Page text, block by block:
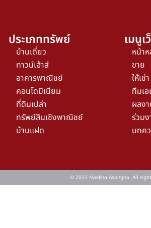
ประเภททรัพย์
บ้านเดี่ยว
ทาวน์เฮ้าส์
อาคารพาณิชย์
คอนโดมิเนียม
ที่ดินเปล่า
ทรัพย์สินเชิงพาณิชย์
บ้านแฝด
เมนูเ
หน้า
ขาย
ให้เช่า
ทีมเ
ผลง
ร่วมง
บทค
© 2023 Nakkha Asangha. All